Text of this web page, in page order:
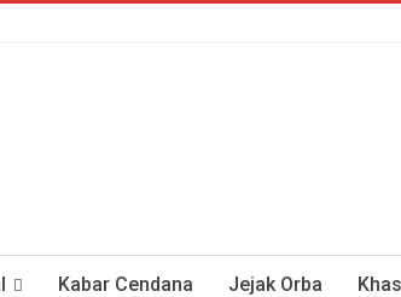
Kabar Cendana Jejak Orba Khas